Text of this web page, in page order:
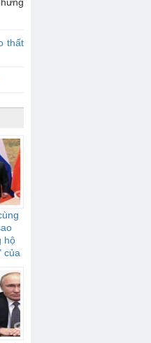
thất
hộ
của